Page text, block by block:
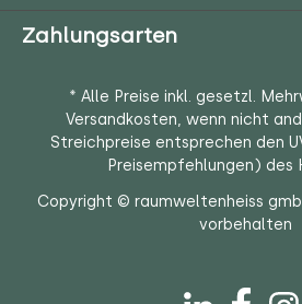
Zahlungsarten
* Alle Preise inkl. gesetzl.
Versandkosten, wenn nicht
Streichpreise entsprechen den
Preisempfehlungen) des
Copyright © raumweltenheiss
vorbehalten